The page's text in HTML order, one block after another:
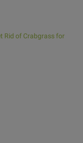
Rid of Crabgrass for